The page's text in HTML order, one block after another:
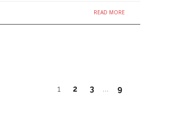
READ MORE
1 2 3 … 9